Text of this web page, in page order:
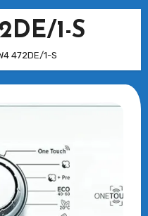
1-S
472DE/1-S